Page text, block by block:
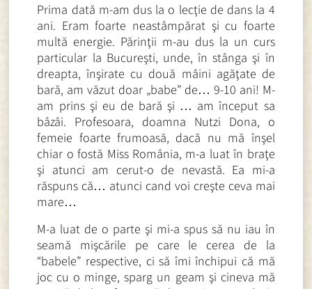
Prima dată m-am dus la o lecţie de dans la 4
ani. Eram foarte neastâmpărat şi cu foarte
multă energie. Părinţii m-au dus la un curs
particular la Bucureşti, unde, în stânga şi în
dreapta, înşirate cu două mâini agăţate de
bară, am văzut doar „babe” de… 9-10 ani! M-
am prins şi eu de bară şi … am început sa
bâzâi. Profesoara, doamna Nutzi Dona, o
femeie foarte frumoasă, dacă nu mă înşel
chiar o fostă Miss România, m-a luat în braţe
şi atunci am cerut-o de nevastă. Ea mi-a
răspuns că… atunci cand voi creşte ceva mai
mare…
M-a luat de o parte şi mi-a spus să nu iau în
seamă mişcările pe care le cerea de la
“babele” respective, ci să îmi închipui că mă
joc cu o minge, sparg un geam şi cineva mă